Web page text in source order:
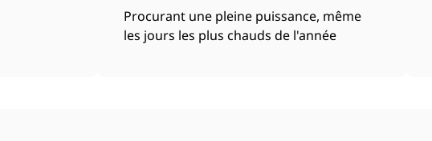
Procurant une pleine puissance, même
les jours les plus chauds de l'année